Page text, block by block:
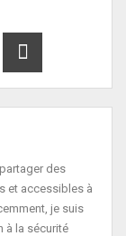
des
et accessibles à
je suis
à la sécurité